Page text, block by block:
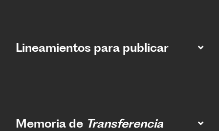
Lineamientos para publicar
Memoria de Transferencia